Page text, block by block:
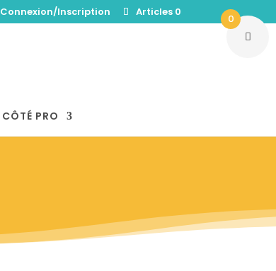
Connexion/Inscription Articles 0
CÔTÉ PRO
0